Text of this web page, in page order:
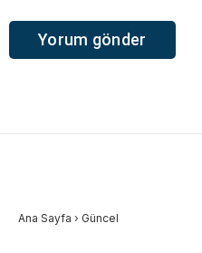
Ana Sayfa › Güncel